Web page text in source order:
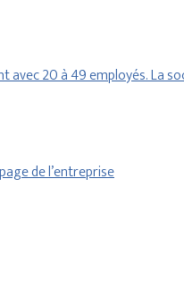
avec 20 à 49 employés.
de l’entreprise